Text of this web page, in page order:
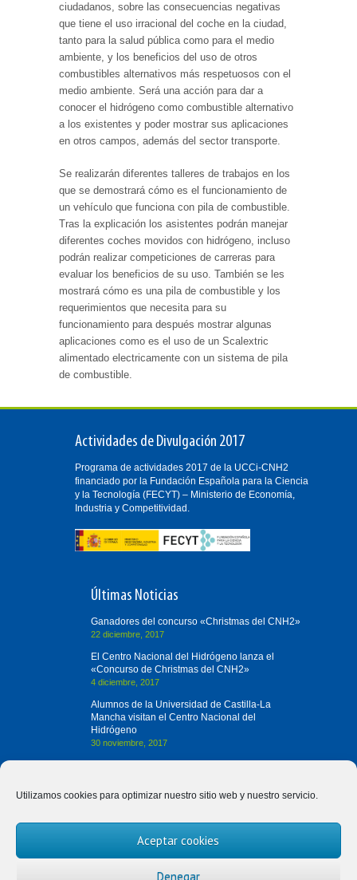
Utilizamos cookies para optimizar nuestro sitio web y nuestro servicio.
Aceptar cookies
Denegar
ciudadanos, sobre las consecuencias negativas
que tiene el uso irracional del coche en la ciudad,
tanto para la salud pública como para el medio
ambiente, y los beneficios del uso de otros
combustibles alternativos más respetuosos con el
medio ambiente. Será una acción para dar a
conocer el hidrógeno como combustible alternativo
a los existentes y poder mostrar sus aplicaciones
en otros campos, además del sector transporte.
Se realizarán diferentes talleres de trabajos en los
que se demostrará cómo es el funcionamiento de
un vehículo que funciona con pila de combustible.
Tras la explicación los asistentes podrán manejar
diferentes coches movidos con hidrógeno, incluso
podrán realizar competiciones de carreras para
evaluar los beneficios de su uso. También se les
mostrará cómo es una pila de combustible y los
requerimientos que necesita para su
funcionamiento para después mostrar algunas
aplicaciones como es el uso de un Scalextric
alimentado electricamente con un sistema de pila
de combustible.
Actividades de Divulgación 2017
Programa de actividades 2017 de la UCCi-CNH2
financiado por la Fundación Española para la Ciencia
y la Tecnología (FECYT) – Ministerio de Economía,
Industria y Competitividad.
Últimas Noticias
Ganadores del concurso «Christmas del CNH2»
22 diciembre, 2017
El Centro Nacional del Hidrógeno lanza el
«Concurso de Christmas del CNH2»
4 diciembre, 2017
Alumnos de la Universidad de Castilla-La
Mancha visitan el Centro Nacional del
Hidrógeno
30 noviembre, 2017
Contacta con Nosotros
(+34) 926 420 682
divulgah2@cnh2.es